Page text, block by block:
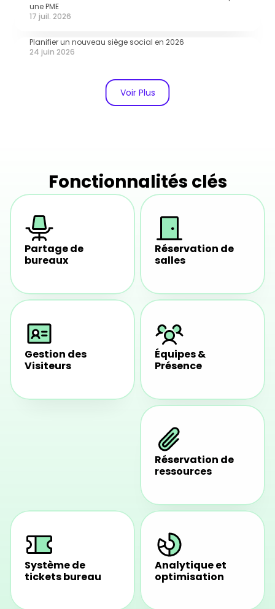
Fonctionnalités clés
Partage de
bureaux
Réservation de
salles
Gestion des
Visiteurs
Équipes &
Présence
Réservation de
ressources
Système de
tickets bureau
Analytique et
optimisation
une PME
17 juil. 2026
Planifier un nouveau siège social en 2026
24 juin 2026
Voir Plus